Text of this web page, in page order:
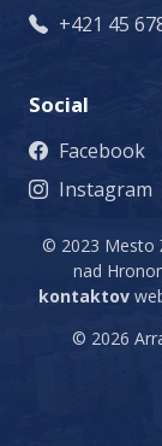
+421 45
Social
Facebook
Instagram
© 2023 Mesto
nad
kontaktov
© 2026